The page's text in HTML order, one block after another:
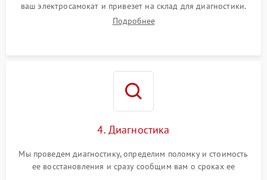
ваш электросамокат и привезет на склад для диагностики.
Подробнее
4. Диагностика
Мы проведем диагностику, определим поломку и стоимость
ее восстановления и сразу сообщим вам о сроках ее